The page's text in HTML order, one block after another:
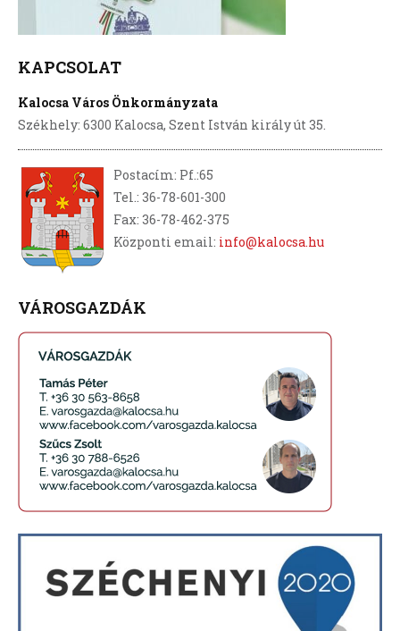
KAPCSOLAT
Kalocsa Város Önkormányzata
Székhely: 6300 Kalocsa, Szent István király út 35.
Postacím: Pf.:65
Tel.: 36-78-601-300
Fax: 36-78-462-375
Központi email: info@kalocsa.hu
VÁROSGAZDÁK